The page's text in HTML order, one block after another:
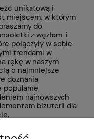
unikatową i
miejscem, w którym
do
z węzłami i
połączyły w sobie
trendami w
rękę w naszym
o najmniejsze
doznania
popularne
najnowszych
biżuterii dla